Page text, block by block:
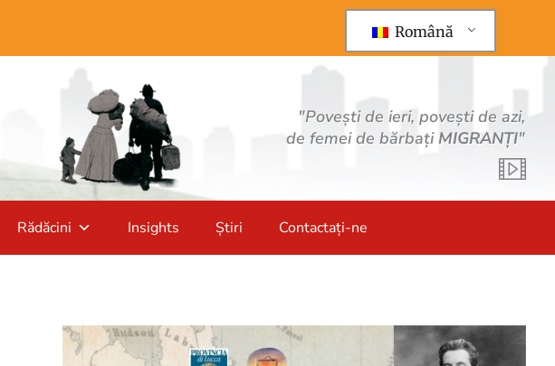
Română
"Povești de ieri, povești de azi,
de femei de bărbațiMIGRANȚI"
Rădăcini Insights Știri Contactați-ne